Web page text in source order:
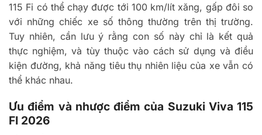
115 Fi có thể chạy được tới 100 km/lít xăng, gấp đôi so
với những chiếc xe số thông thường trên thị trường.
Tuy nhiên, cần lưu ý rằng con số này chỉ là kết quả
thực nghiệm, và tùy thuộc vào cách sử dụng và điều
kiện đường, khả năng tiêu thụ nhiên liệu của xe vẫn có
thể khác nhau.
Ưu điểm và nhược điểm của Suzuki Viva 115
FI 2026